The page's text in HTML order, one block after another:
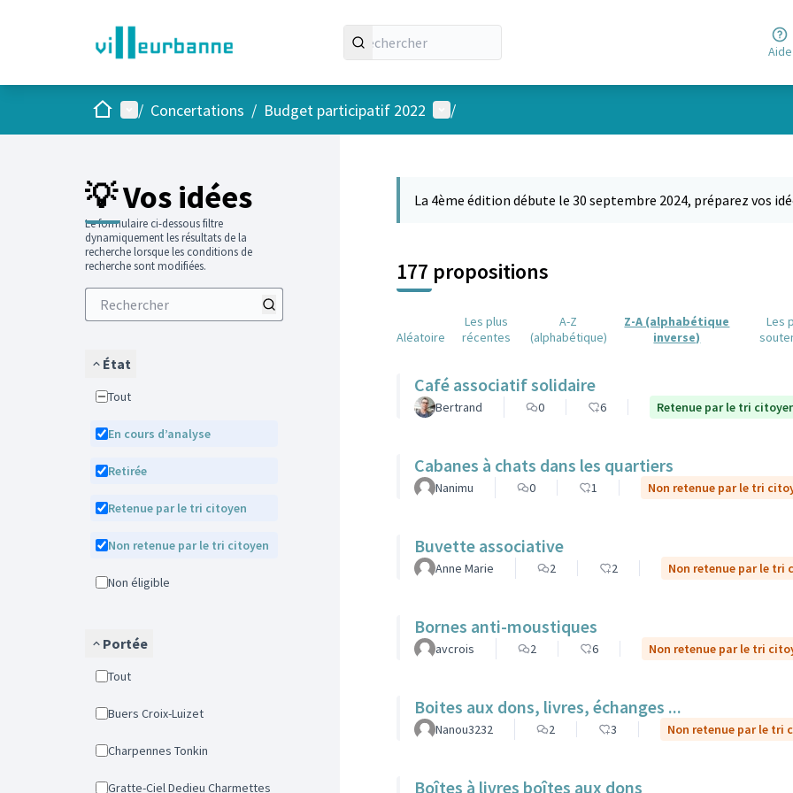
Aide
AccueilMenu principal
/ Concertations / Budget participatif 2022 Menu utilisateur
/
💡 Vos idées
Le formulaire ci-dessous filtre
dynamiquement les résultats de la
recherche lorsque les conditions de
recherche sont modifiées.
État
Tout
En cours d’analyse
Retirée
Retenue par le tri citoyen
Non retenue par le tri citoyen
Non éligible
Portée
Tout
Buers Croix-Luizet
Charpennes Tonkin
Gratte-Ciel Dedieu Charmettes
La 4ème édition débute le 30 septembre 2024, préparez vos
177 propositions
Aléatoire
Les plus
récentes
A-Z
(alphabétique)
Z-A (alphabétique
inverse)
Les
Café associatif solidaire
Bertrand 0 6 Retenue par le tri
Cabanes à chats dans les quartiers
Nanimu 0 1 Non retenue par le tri
Buvette associative
Anne Marie 2 2 Non retenue par le tri
Bornes anti-moustiques
avcrois 2 6 Non retenue par le tri
Boites aux dons, livres, échanges ...
Nanou3232 2 3 Non retenue par le tri
Boîtes à livres boîtes aux dons